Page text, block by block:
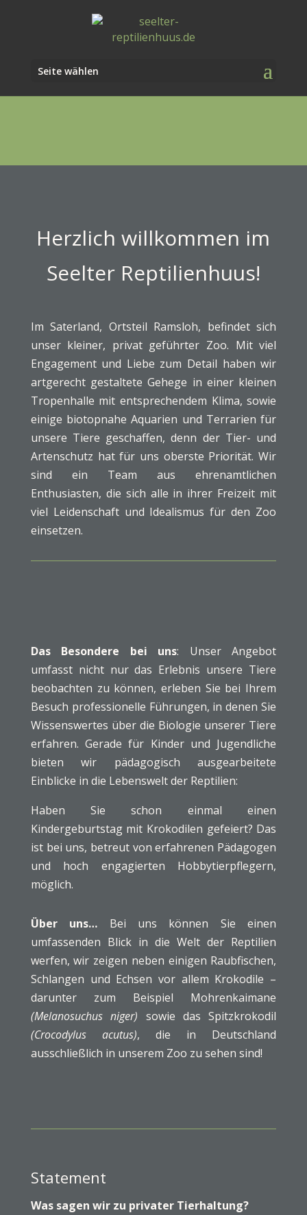
Seite wählen
Herzlich willkommen im
Seelter Reptilienhuus!
Im Saterland, Ortsteil Ramsloh, befindet sich
unser kleiner, privat geführter Zoo. Mit viel
Engagement und Liebe zum Detail haben wir
artgerecht gestaltete Gehege in einer kleinen
Tropenhalle mit entsprechendem Klima, sowie
einige biotopnahe Aquarien und Terrarien für
unsere Tiere geschaffen, denn der Tier- und
Artenschutz hat für uns oberste Priorität. Wir
sind ein Team aus ehrenamtlichen
Enthusiasten, die sich alle in ihrer Freizeit mit
viel Leidenschaft und Idealismus für den Zoo
einsetzen.
Das Besondere bei uns: Unser Angebot
umfasst nicht nur das Erlebnis unsere Tiere
beobachten zu können, erleben Sie bei Ihrem
Besuch professionelle Führungen, in denen Sie
Wissenswertes über die Biologie unserer Tiere
erfahren. Gerade für Kinder und Jugendliche
bieten wir pädagogisch ausgearbeitete
Einblicke in die Lebenswelt der Reptilien:
Haben Sie schon einmal einen
Kindergeburtstag mit Krokodilen gefeiert? Das
ist bei uns, betreut von erfahrenen Pädagogen
und hoch engagierten Hobbytierpflegern,
möglich.
Über uns… Bei uns können Sie einen
umfassenden Blick in die Welt der Reptilien
werfen, wir zeigen neben einigen Raubfischen,
Schlangen und Echsen vor allem Krokodile –
darunter zum Beispiel Mohrenkaimane
(Melanosuchus niger) sowie das Spitzkrokodil
(Crocodylus acutus), die in Deutschland
ausschließlich in unserem Zoo zu sehen sind!
Statement
Was sagen wir zu privater Tierhaltung?